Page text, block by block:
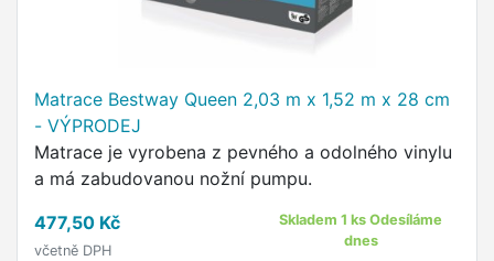
Matrace Bestway Queen 2,03 m x 1,52 m x 28 cm
- VÝPRODEJ
Matrace je vyrobena z pevného a odolného vinylu
a má zabudovanou nožní pumpu.
477,50 Kč
včetně DPH
Skladem 1 ks Odesíláme
dnes